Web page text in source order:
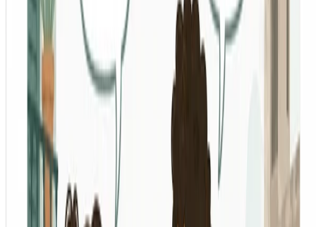
© 2026 Lee-Ann Vidal Covas, PhD. This work is
licensed under CC BY NC ND 4.0